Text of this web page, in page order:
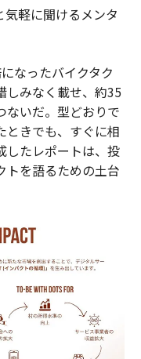
気軽に聞けるメンタ
なったバイクタク
しみなく載せ、約35
ないだ。型どおりで
ときでも、すぐに相
したレポートは、投
トを語るための土台